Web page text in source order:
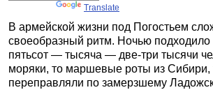
Translate
В армейской жизни под Погостьем
своеобразный ритм. Ночью подходило
пятьсот — тысяча — две-три тысячи
моряки, то маршевые роты из Сибири,
переправляли по замерзшему